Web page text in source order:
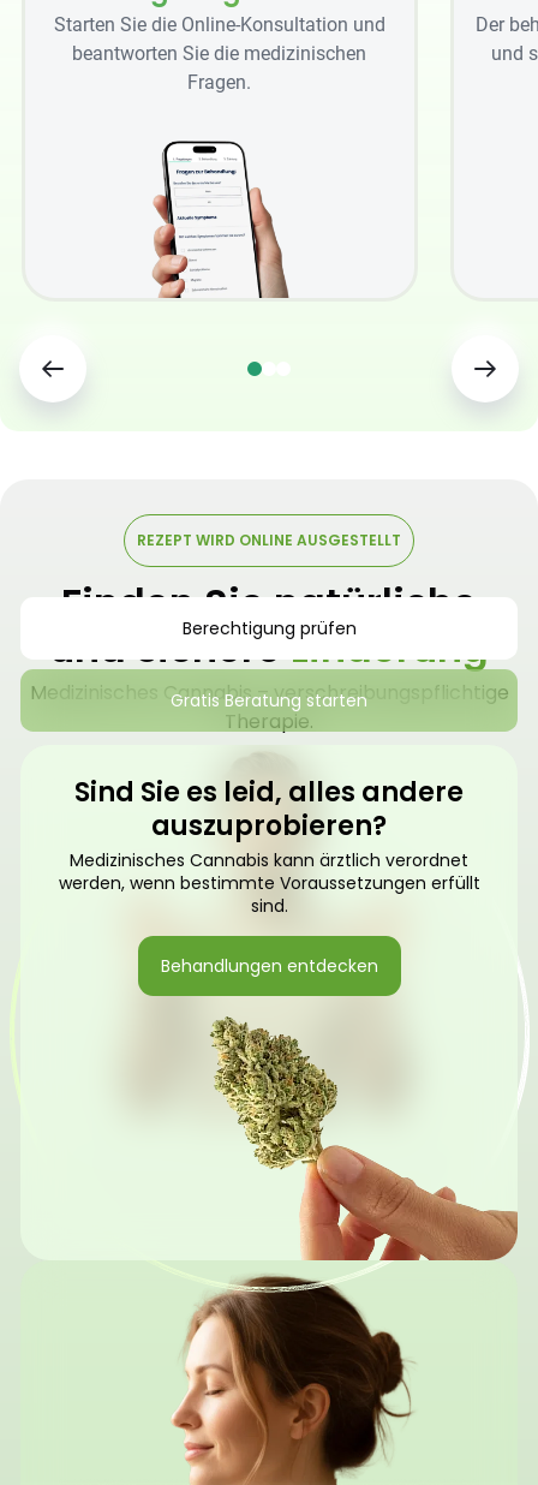
Starten Sie die Online-Konsultation und
beantworten Sie die medizinischen
Fragen.
Der
und
REZEPT WIRD ONLINE AUSGESTELLT
Finden Sie natürliche
und sichereLinderung
Medizinisches Cannabis – verschreibungspflichtige
Therapie.
Berechtigung prüfen
Gratis Beratung starten
Sind Sie es leid, alles andere
auszuprobieren?
Medizinisches Cannabis kann ärztlich verordnet
werden, wenn bestimmte Voraussetzungen erfüllt
sind.
Behandlungen entdecken